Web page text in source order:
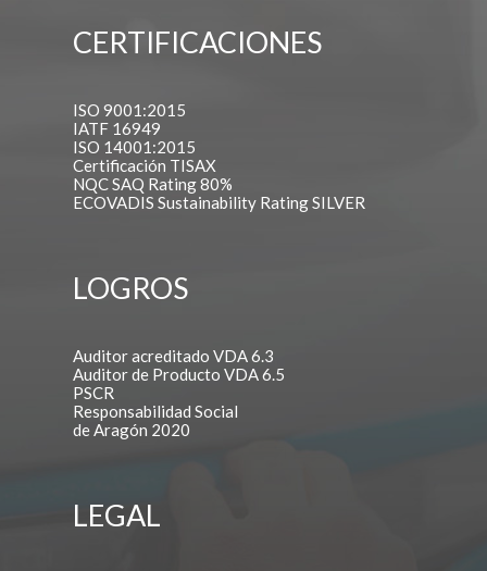
CERTIFICACIONES
ISO 9001:2015
IATF 16949
ISO 14001:2015
Certificación TISAX
NQC SAQ Rating 80%
ECOVADIS Sustainability Rating SILVER
LOGROS
Auditor acreditado VDA 6.3
Auditor de Producto VDA 6.5
PSCR
Responsabilidad Social
de Aragón 2020
LEGAL